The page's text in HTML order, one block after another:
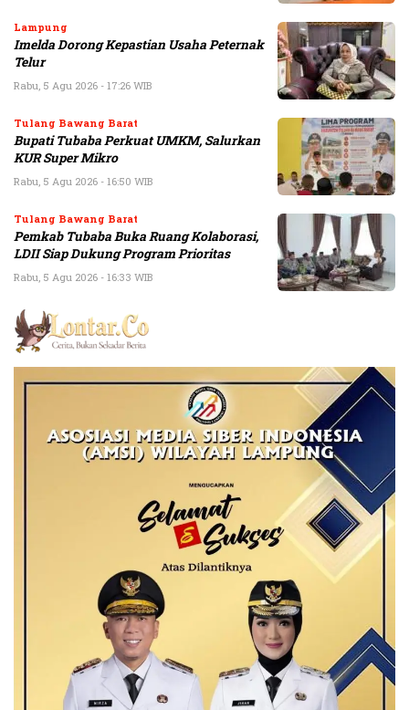
Lampung
Imelda Dorong Kepastian Usaha Peternak
Telur
Rabu, 5 Agu 2026 - 17:26 WIB
Tulang Bawang Barat
Bupati Tubaba Perkuat UMKM, Salurkan
KUR Super Mikro
Rabu, 5 Agu 2026 - 16:50 WIB
Tulang Bawang Barat
Pemkab Tubaba Buka Ruang Kolaborasi,
LDII Siap Dukung Program Prioritas
Rabu, 5 Agu 2026 - 16:33 WIB